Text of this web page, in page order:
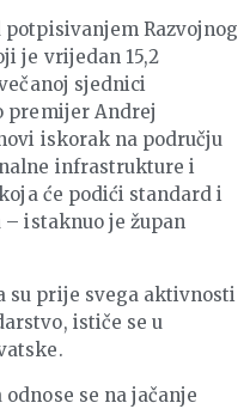
potpisivanjem Razvojnog
je vrijedan 15,2
sjednici
premijer Andrej
iskorak na području
infrastrukture i
će podići standard i
istaknuo je župan
su prije svega aktivnosti
ističe se u
se na jačanje